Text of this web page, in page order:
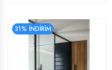
31% İNDİRİM